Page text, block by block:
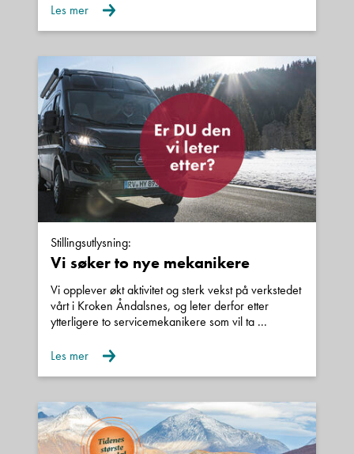
Les mer
Stillingsutlysning:
Vi søker to nye mekanikere
Vi opplever økt aktivitet og sterk vekst på verkstedet
vårt i Kroken Åndalsnes, og leter derfor etter
ytterligere to servicemekanikere som vil ta ...
Les mer